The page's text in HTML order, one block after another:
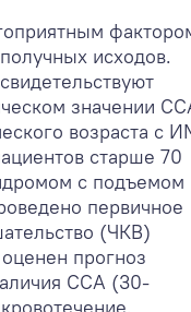
исходов.
значении
возраста с
старше 70
с подъемом
первичное
(ЧКВ)
прогноз
ССА (30-